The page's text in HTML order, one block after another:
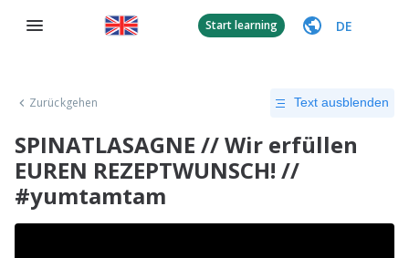
Start learning DE
Zurückgehen Text ausblenden
SPINATLASAGNE // Wir erfüllen
EUREN REZEPTWUNSCH! //
#yumtamtam